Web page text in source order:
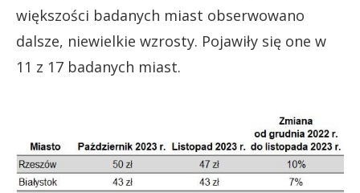
większości badanych miast obserwowano
dalsze, niewielkie wzrosty. Pojawiły się one w
11 z 17 badanych miast.